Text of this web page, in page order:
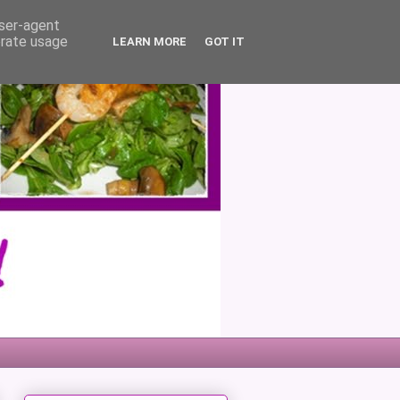
agent
usage
LEARN MORE GOT IT